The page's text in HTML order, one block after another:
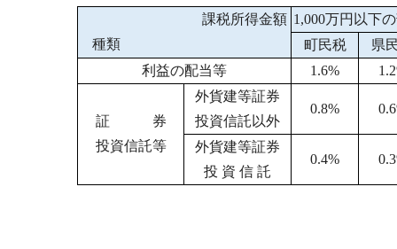
課税所得金額 1,000万円以下
種類
町民税
県
利益の配当等
1.6%
証 券
投資信託等
外貨建等証券
投資信託以外
0.8%
外貨建等証券
投 資 信 託
0.4%